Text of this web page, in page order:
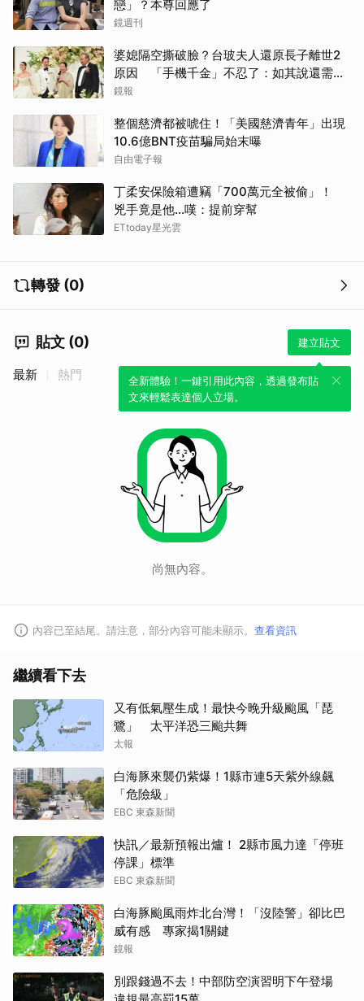
戀」？本尊回應了
鏡週刊
婆媳隔空撕破臉？台玻夫人還原長子離世2
原因 「手機千金」不忍了：如其說還需要
離開嗎？
鏡報
整個慈濟都被唬住！「美國慈濟青年」出現
10.6億BNT疫苗騙局始末曝
自由電子報
丁柔安保險箱遭竊「700萬元全被偷」！
兇手竟是他...嘆：提前穿幫
ETtoday星光雲
轉發 (0)
貼文 (0) 建立貼文
全新體驗！一鍵引用此內容，透過發布貼
文來輕鬆表達個人立場。
最新 熱門
尚無內容。
內容已至結尾。請注意，部分內容可能未顯示。 查看資訊
繼續看下去
又有低氣壓生成！最快今晚升級颱風「琵
鷺」 太平洋恐三颱共舞
太報
白海豚來襲仍紫爆！1縣市連5天紫外線飆
「危險級」
EBC 東森新聞
快訊／最新預報出爐！ 2縣市風力達「停班
停課」標準
EBC 東森新聞
白海豚颱風雨炸北台灣！「沒陸警」卻比巴
威有感 專家揭1關鍵
鏡報
別跟錢過不去！中部防空演習明下午登場
取消